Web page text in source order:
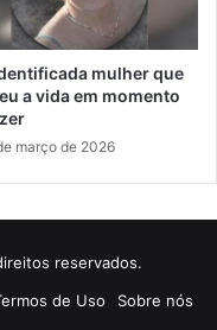
mulher que
a vida em momento
março de 2026
reservados.
de Uso Sobre nós